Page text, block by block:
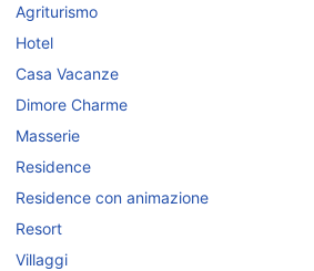
Agriturismo
Hotel
Casa Vacanze
Dimore Charme
Masserie
Residence
Residence con animazione
Resort
Villaggi